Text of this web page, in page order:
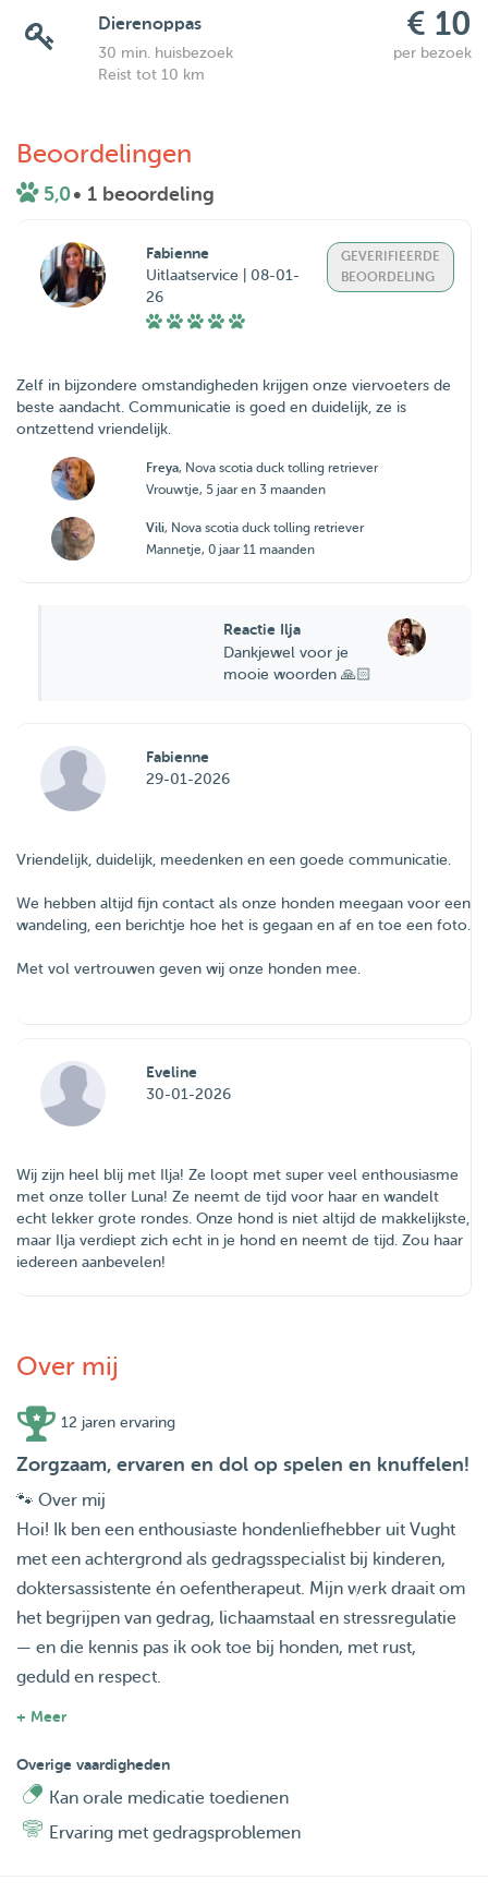
Dierenoppas € 10
30 min. huisbezoek
per bezoek
Reist tot 10 km
Beoordelingen
5,0• 1 beoordeling
Fabienne
Uitlaatservice | 08-01-
26
GEVERIFIEERDE
BEOORDELING
Zelf in bijzondere omstandigheden krijgen onze viervoeters de
beste aandacht. Communicatie is goed en duidelijk, ze is
ontzettend vriendelijk.
Freya, Nova scotia duck tolling retriever
Vrouwtje, 5 jaar en 3 maanden
Vili, Nova scotia duck tolling retriever
Mannetje, 0 jaar 11 maanden
Reactie Ilja
Dankjewel voor je
mooie woorden 🙏🏻
Fabienne
29-01-2026
Vriendelijk, duidelijk, meedenken en een goede communicatie.
We hebben altijd fijn contact als onze honden meegaan voor een
wandeling, een berichtje hoe het is gegaan en af en toe een foto.
Met vol vertrouwen geven wij onze honden mee.
Eveline
30-01-2026
Wij zijn heel blij met Ilja! Ze loopt met super veel enthousiasme
met onze toller Luna! Ze neemt de tijd voor haar en wandelt
echt lekker grote rondes. Onze hond is niet altijd de makkelijkste,
maar Ilja verdiept zich echt in je hond en neemt de tijd. Zou haar
iedereen aanbevelen!
Over mij
12 jaren ervaring
Zorgzaam, ervaren en dol op spelen en knuffelen!
🐾 Over mij
Hoi! Ik ben een enthousiaste hondenliefhebber uit Vught
met een achtergrond als gedragsspecialist bij kinderen,
doktersassistente én oefentherapeut. Mijn werk draait om
het begrijpen van gedrag, lichaamstaal en stressregulatie
— en die kennis pas ik ook toe bij honden, met rust,
geduld en respect.
verschillende huisdieren en ik had bijbaantjes bij
hondenpensions, waar ik met veel liefde hielp met
verzorgen en uitlaten. Dieren aanvoelen gaat me van
+ Meer
Overige vaardigheden
Kan orale medicatie toedienen
Ervaring met gedragsproblemen